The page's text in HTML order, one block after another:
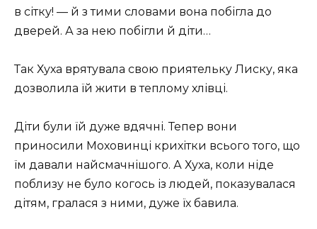
в сітку! — й з тими словами вона побігла до
дверей. А за нею побігли й діти…
Так Хуха врятувала свою приятельку Лиску, яка
дозволила їй жити в теплому хлівці.
Діти були їй дуже вдячні. Тепер вони
приносили Моховинці крихітки всього того, що
їм давали найсмачнішого. А Хуха, коли ніде
поблизу не було когось із людей, показувалася
дітям, гралася з ними, дуже їх бавила.